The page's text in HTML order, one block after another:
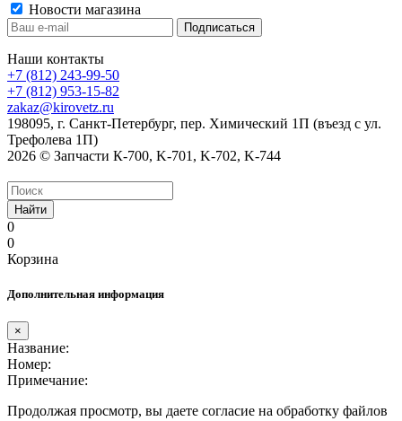
Новости магазина
Наши контакты
+7 (812) 243-99-50
+7 (812) 953-15-82
zakaz@kirovetz.ru
198095, г. Санкт-Петербург, пер. Химический 1П (въезд с ул.
Трефолева 1П)
2026 © Запчасти К-700, K-701, K-702, K-744
Найти
0
0
Корзина
Дополнительная информация
×
Название:
Номер:
Примечание:
Продолжая просмотр, вы даете согласие на обработку файлов